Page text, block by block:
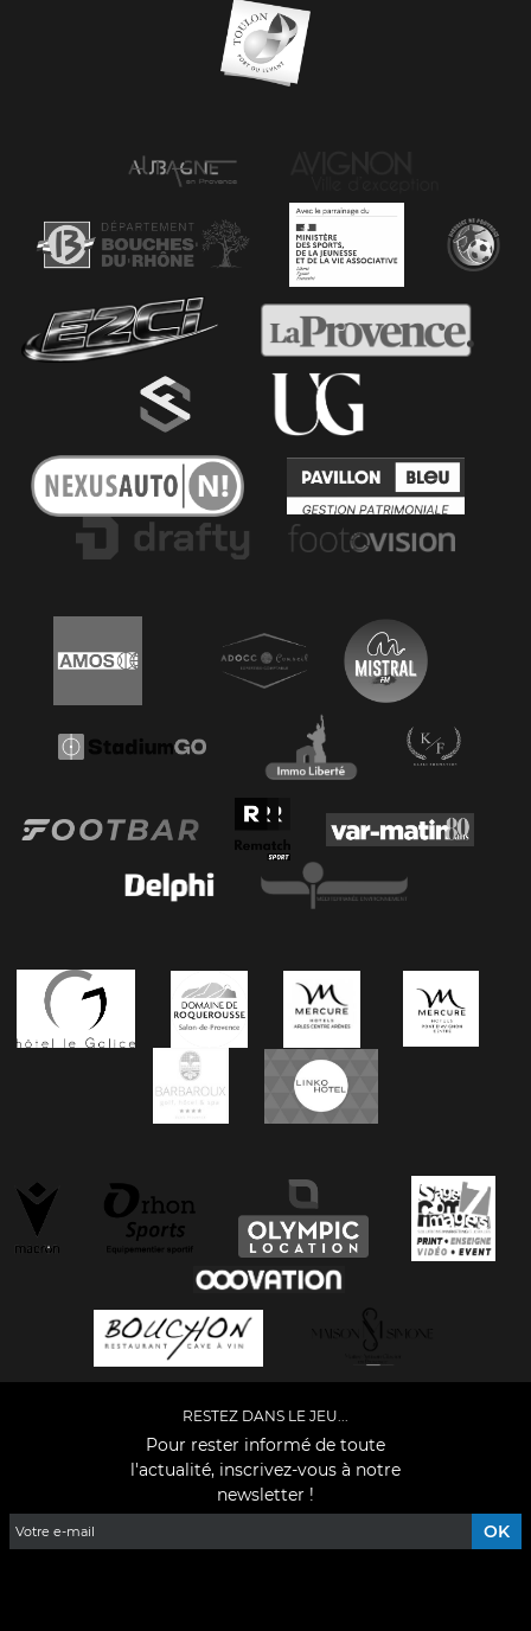
RESTEZ DANS LE JEU...
Pour rester informé de toute
l'actualité, inscrivez-vous à notre
newsletter !